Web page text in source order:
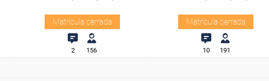
Matrícula cerrada
2 156
Matrícula cerrada
10 191